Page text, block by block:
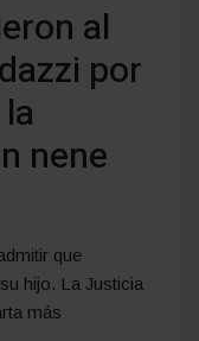
al
por
nene
que
hijo. La Justicia
más